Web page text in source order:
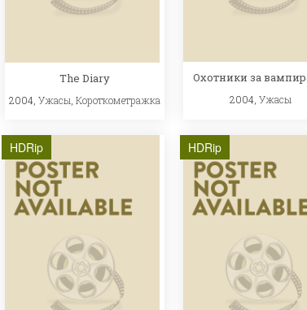
The Diary
2004, Ужасы Короткометражка
Охотники за
2004, Ужасы
HDRip HDRip